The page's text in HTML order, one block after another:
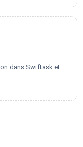
dans Swiftask et